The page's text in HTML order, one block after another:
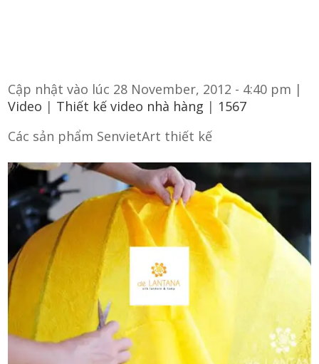
Cập nhật vào lúc 28 November, 2012 - 4:40 pm |
Video | Thiết kế video nhà hàng | 1567
Các sản phẩm SenvietArt thiết kế